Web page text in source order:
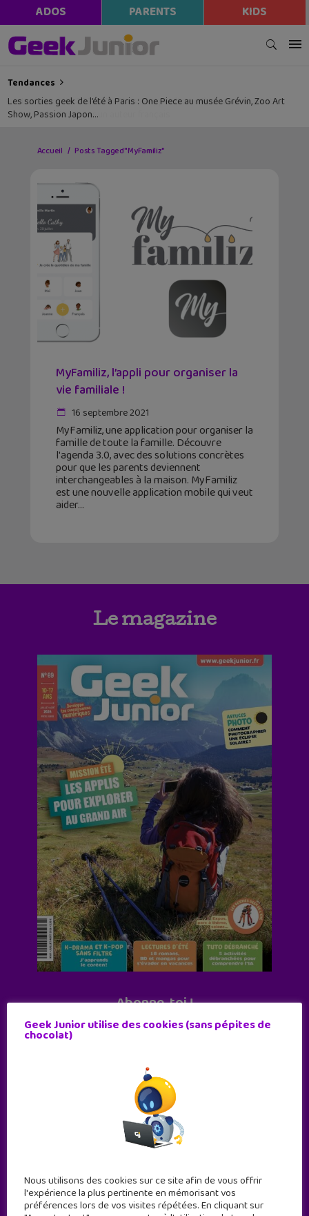
ADOS PARENTS KIDS
Tendances
Les sorties geek de l’été à Paris : One Piece au musée Grévin, Zoo Art
Show, Passion Japon…
Accueil Posts Tagged "MyFamiliz"
MyFamiliz, l’appli pour organiser la
vie familiale !
16 septembre 2021
MyFamiliz, une application pour organiser la
famille de toute la famille. Découvre
l'agenda 3.0, avec des solutions concrètes
pour que les parents deviennent
interchangeables à la maison. MyFamiliz
est une nouvelle application mobile qui veut
aider
Le magazine
Abonne-toi !
11 numéros par an
JE M'ABONNE !
Geek Junior utilise des cookies (sans pépites de
chocolat)
Nous utilisons des cookies sur ce site afin de vous offrir
l'expérience la plus pertinente en mémorisant vos
préférences lors de vos visites répétées. En cliquant sur